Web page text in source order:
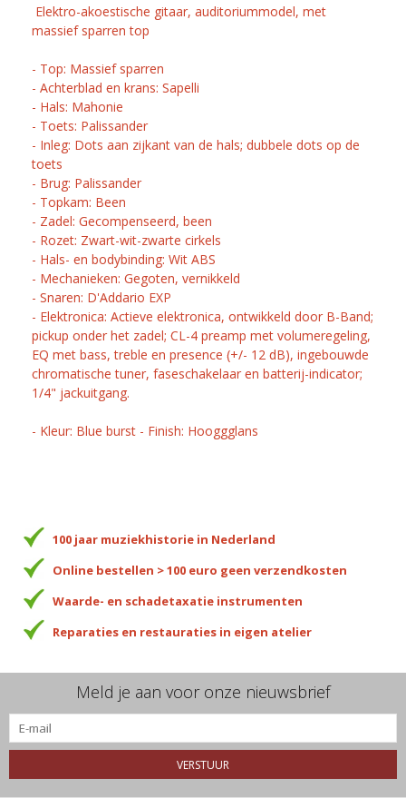
Elektro-akoestische gitaar, auditoriummodel, met
massief sparren top
- Top: Massief sparren
- Achterblad en krans: Sapelli
- Hals: Mahonie
- Toets: Palissander
- Inleg: Dots aan zijkant van de hals; dubbele dots op de
toets
- Brug: Palissander
- Topkam: Been
- Zadel: Gecompenseerd, been
- Rozet: Zwart-wit-zwarte cirkels
- Hals- en bodybinding: Wit ABS
- Mechanieken: Gegoten, vernikkeld
- Snaren: D'Addario EXP
- Elektronica: Actieve elektronica, ontwikkeld door B-Band;
pickup onder het zadel; CL-4 preamp met volumeregeling,
EQ met bass, treble en presence (+/- 12 dB), ingebouwde
chromatische tuner, faseschakelaar en batterij-indicator;
1/4" jackuitgang.
- Kleur: Blue burst - Finish: Hooggglans
100 jaar muziekhistorie in Nederland
Online bestellen > 100 euro geen verzendkosten
Waarde- en schadetaxatie instrumenten
Reparaties en restauraties in eigen atelier
Meld je aan voor onze nieuwsbrief
VERSTUUR